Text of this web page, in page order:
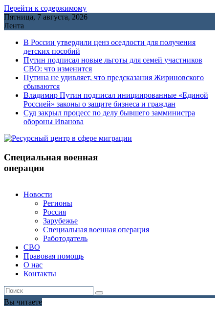
Перейти к содержимому
Пятница, 7 августа, 2026
Лента
В России утвердили ценз оседлости для получения
детских пособий
Путин подписал новые льготы для семей участников
СВО: что изменится
Путина не удивляет, что предсказания Жириновского
сбываются
Владимир Путин подписал инициированные «Единой
Россией» законы о защите бизнеса и граждан
Cуд закрыл процесс по делу бывшего замминистра
обороны Иванова
Специальная военная
операция
Новости
Регионы
Россия
Зарубежье
Специальная военная операция
Работодатель
СВО
Правовая помощь
О нас
Контакты
Вы читаете